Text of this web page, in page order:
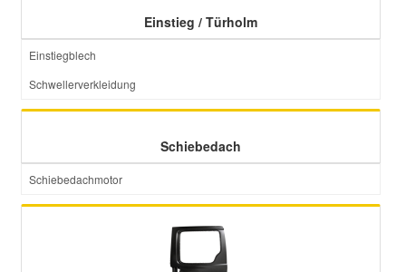
Einstieg / Türholm
Einstiegblech
Schwellerverkleidung
Schiebedach
Schiebedachmotor
Suzuki Ersatzteile
Volvo Ersatzteile